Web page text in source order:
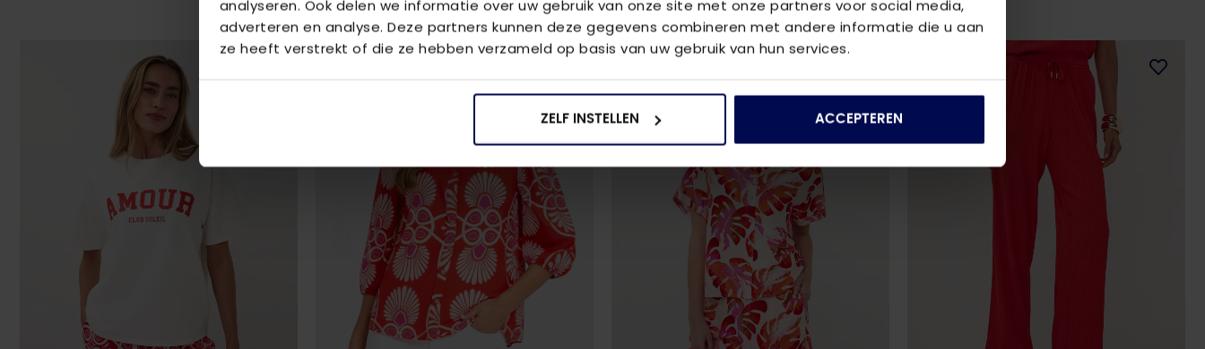
analyseren. Ook delen we informatie over uw gebruik van onze site met onze partners voor social media,
adverteren en analyse. Deze partners kunnen deze gegevens combineren met andere informatie die u aan
ze heeft verstrekt of die ze hebben verzameld op basis van uw gebruik van hun services.
ZELF INSTELLEN ACCEPTEREN